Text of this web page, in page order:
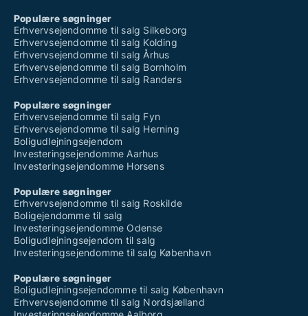
Populære søgninger
Erhvervsejendomme til salg Silkeborg
Erhvervsejendomme til salg Kolding
Erhvervsejendomme til salg Århus
Erhvervsejendomme til salg Bornholm
Erhvervsejendomme til salg Randers
Populære søgninger
Erhvervsejendomme til salg Fyn
Erhvervsejendomme til salg Herning
Boligudlejningsejendom
Investeringsejendomme Aarhus
Investeringsejendomme Horsens
Populære søgninger
Erhvervsejendomme til salg Roskilde
Boligejendomme til salg
Investeringsejendomme Odense
Boligudlejningsejendom til salg
Investeringsejendomme til salg København
Populære søgninger
Boligudlejningsejendomme til salg København
Erhvervsejendomme til salg Nordsjælland